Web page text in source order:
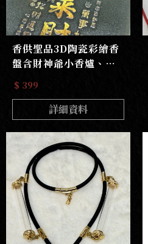
香供聖品3D陶瓷彩繪香
盤含財神爺小香爐、銅
製小葫蘆香座
$ 399
詳細資料